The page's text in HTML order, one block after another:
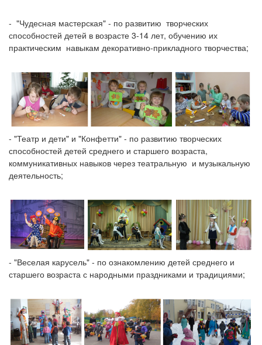
- "Чудесная мастерская" - по развитию творческих
способностей детей в возрасте 3-14 лет, обучению их
практическим навыкам декоративно-прикладного творчества;
- "Театр и дети" и "Конфетти" - по развитию творческих
способностей детей среднего и старшего возраста,
коммуникативных навыков через театральную и музыкальную
деятельность;
- "Веселая карусель" - по ознакомлению детей среднего и
старшего возраста с народными праздниками и традициями;